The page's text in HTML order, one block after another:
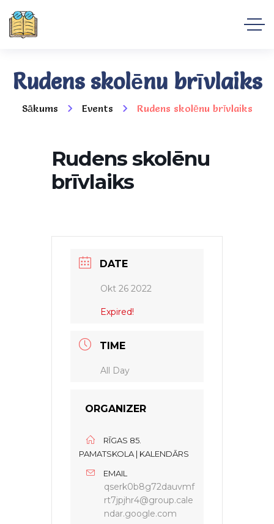
Rudens skolēnu brīvlaiks
Sākums Events Rudens skolēnu brīvlaiks
Rudens skolēnu
brīvlaiks
DATE
Okt 26 2022
Expired!
TIME
All Day
ORGANIZER
RĪGAS 85.
PAMATSKOLA | KALENDĀRS
EMAIL
qserk0b8g72dauvmf
rt7jpjhr4@group.cale
ndar.google.com